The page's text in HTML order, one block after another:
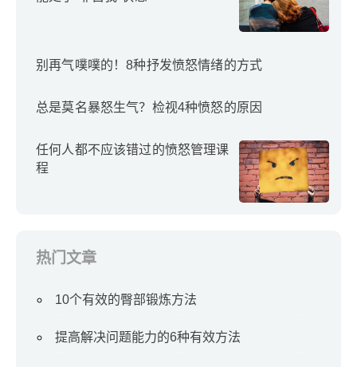
别再气噗噗的！8种抒发愤怒情绪的方式
总是莫名暴怒生气？检视4种愤怒的原因
任何人都不应该错过的愤怒管理课
程
热门文章
10个有效的臀部锻炼方法
提高解决问题能力的6种有效方法